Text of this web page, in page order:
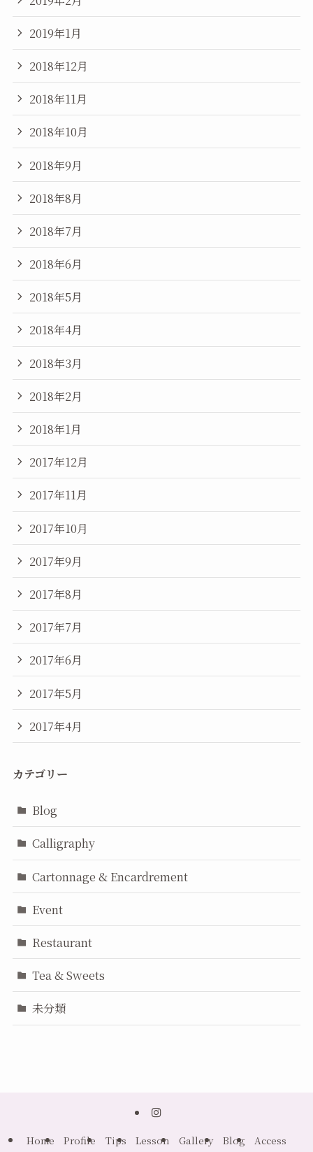
2019年1月
2018年12月
2018年11月
2018年10月
2018年9月
2018年8月
2018年7月
2018年6月
2018年5月
2018年4月
2018年3月
2018年2月
2018年1月
2017年12月
2017年11月
2017年10月
2017年9月
2017年8月
2017年7月
2017年6月
2017年5月
2017年4月
カテゴリー
Blog
Calligraphy
Cartonnage & Encardrement
Event
Restaurant
Tea & Sweets
未分類
Home Profile Tips Lesson Gallery Blog Access